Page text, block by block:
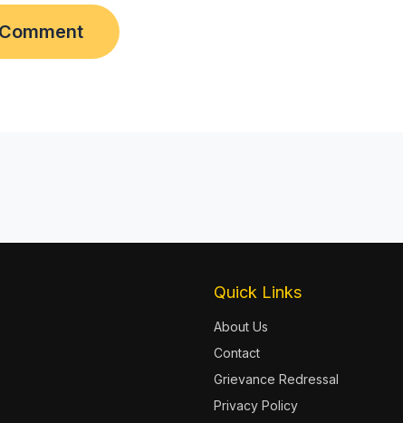
Quick Links
About Us
Contact
Grievance Redressal
Privacy Policy